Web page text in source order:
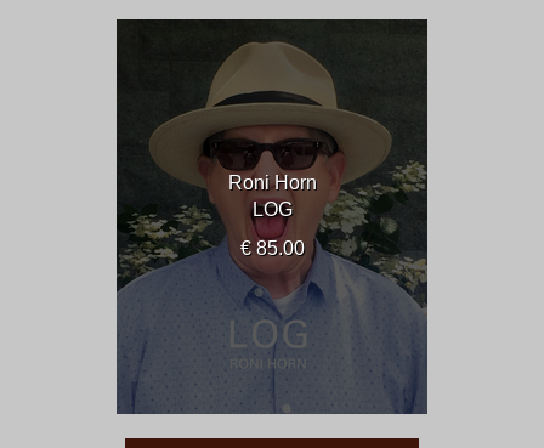
Roni Horn
LOG
€ 85.00